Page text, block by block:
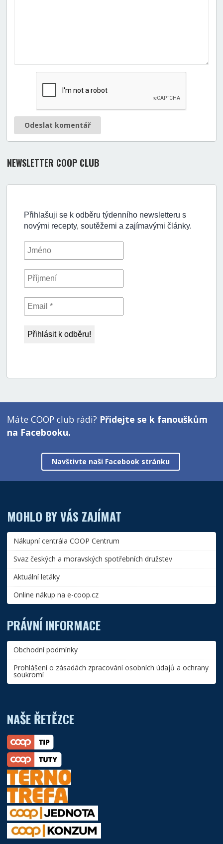
Odeslat komentář
NEWSLETTER COOP CLUB
Máte COOP club rádi? Přidejte se k fanouškům
na Facebooku.
Navštivte naši Facebook stránku
MOHLO BY VÁS ZAJÍMAT
Nákupní centrála COOP Centrum
Svaz českých a moravských spotřebních družstev
Aktuální letáky
Online nákup na e-coop.cz
PRÁVNÍ INFORMACE
Obchodní podmínky
Prohlášení o zásadách zpracování osobních údajů a ochrany
soukromí
NAŠE ŘETĚZCE